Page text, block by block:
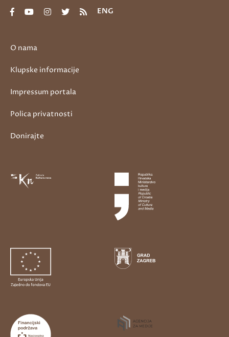
O nama
Klupske informacije
Impressum portala
Polica privatnosti
Donirajte
ENG